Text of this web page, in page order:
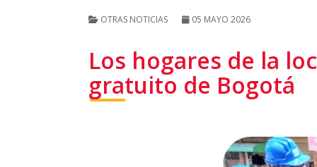
OTRAS NOTICIAS 05 MAYO 2026
Los hogares de la
gratuito de Bogotá